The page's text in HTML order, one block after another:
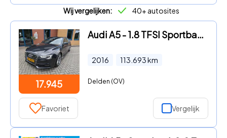
Wij vergelijken: 40+ autosites
17.945
Audi A5 - 1.8 TFSI Sportback ADRENALIN, Navi, Airco, AUTOMAAT
2016 113.693km
Delden (OV)
Favoriet Vergelijk